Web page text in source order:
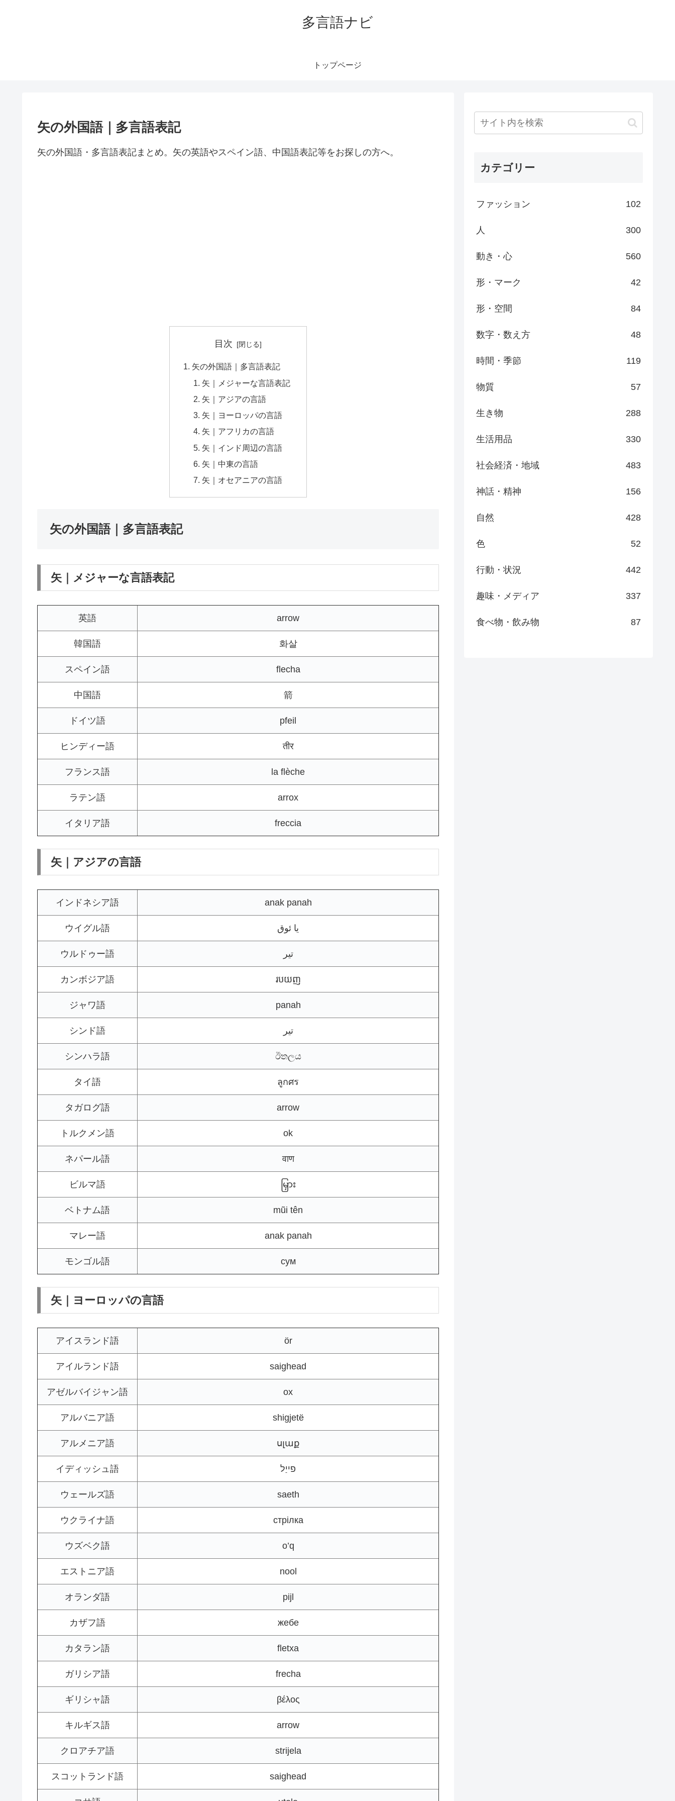
多言語ナビ
トップページ
矢の外国語｜多言語表記
矢の外国語・多言語表記まとめ。矢の英語やスペイン語、中国語表記等をお探しの方へ。
目次
矢の外国語｜多言語表記
矢｜メジャーな言語表記
矢｜アジアの言語
矢｜ヨーロッパの言語
矢｜アフリカの言語
矢｜インド周辺の言語
矢｜中東の言語
矢｜オセアニアの言語
矢の外国語｜多言語表記
矢｜メジャーな言語表記
英語 arrow
韓国語 화살
スペイン語 flecha
中国語 箭
ドイツ語 pfeil
ヒンディー語 तीर
フランス語 la flèche
ラテン語 arrox
イタリア語 freccia
矢｜アジアの言語
インドネシア語 anak panah
ウイグル語 يا ئوق
ウルドゥー語 تیر
カンボジア語 របយញ
ジャワ語 panah
シンド語 تير
シンハラ語 ඊතලය
タイ語 ลูกศร
タガログ語 arrow
トルクメン語 ok
ネパール語 वाण
ビルマ語 မြှား
ベトナム語 mũi tên
マレー語 anak panah
モンゴル語 сум
矢｜ヨーロッパの言語
アイスランド語 ör
アイルランド語 saighead
アゼルバイジャン語 ox
アルバニア語 shigjetë
アルメニア語 սլաք
イディッシュ語 פייַל
ウェールズ語 saeth
ウクライナ語 стрілка
ウズベク語 o’q
エストニア語 nool
オランダ語 pijl
カザフ語 жебе
カタラン語 fletxa
ガリシア語 frecha
ギリシャ語 βέλος
キルギス語 arrow
クロアチア語 strijela
スコットランド語 saighead
カテゴリー
ファッション 102
人 300
動き・心 560
形・マーク 42
形・空間 84
数字・数え方 48
時間・季節 119
物質 57
生き物 288
生活用品 330
社会経済・地域 483
神話・精神 156
自然 428
色 52
行動・状況 442
趣味・メディア 337
食べ物・飲み物 87